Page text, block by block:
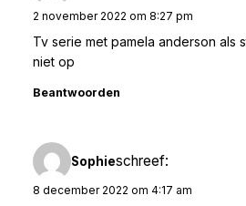
2 november 2022 om 8:27 pm
Tv serie met pamela anderson als
niet op
Beantwoorden
Sophieschreef:
8 december 2022 om 4:17 am